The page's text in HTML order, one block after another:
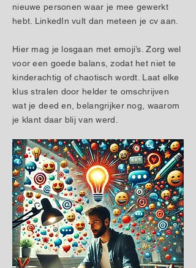
nieuwe personen waar je mee gewerkt
hebt. LinkedIn vult dan meteen je cv aan.
Hier mag je losgaan met emoji’s. Zorg wel
voor een goede balans, zodat het niet te
kinderachtig of chaotisch wordt. Laat elke
klus stralen door helder te omschrijven
wat je deed en, belangrijker nog, waarom
je klant daar blij van werd.